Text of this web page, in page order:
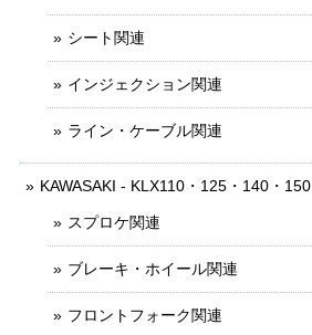
シート関連
インジェクション関連
ライン・ケーブル関連
KAWASAKI - KLX110・125・140・150
スプロケ関連
ブレーキ・ホイール関連
フロントフォーク関連